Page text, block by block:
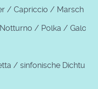
/ Capriccio / Marsch /
/ Polka / Galopp
/ sinfonische Dichtung